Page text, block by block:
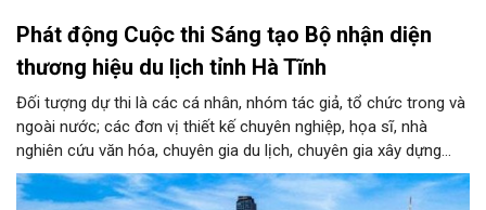
Phát động Cuộc thi Sáng tạo Bộ nhận diện
thương hiệu du lịch tỉnh Hà Tĩnh
Đối tượng dự thi là các cá nhân, nhóm tác giả, tổ chức trong và
ngoài nước; các đơn vị thiết kế chuyên nghiệp, họa sĩ, nhà
nghiên cứu văn hóa, chuyên gia du lịch, chuyên gia xây dựng
thương hiệu cùng những người yêu thích sáng tạo. Mỗi tác giả
hoặc nhóm tác giả được gửi tối đa 03 tác phẩm ở mỗi giai